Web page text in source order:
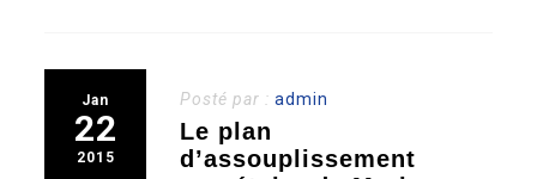
Jan
22
2015
Posté par :admin
Le plan
d’assouplissement